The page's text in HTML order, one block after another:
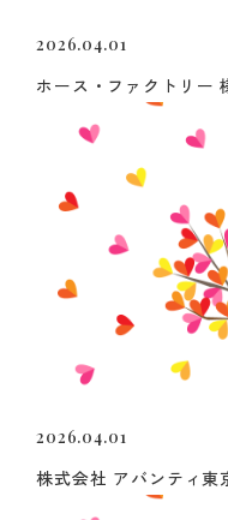
2026.04.01
ホース・ファクトリー
2026.04.01
株式会社 アバンティ東